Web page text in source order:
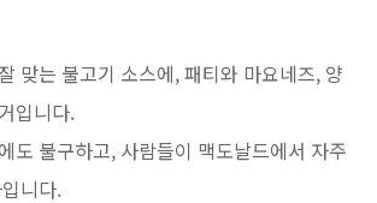
맞는 불고기 소스에, 패티와 마요네즈, 양
입니다.
도 불구하고, 사람들이 맥도날드에서 자주
니다.